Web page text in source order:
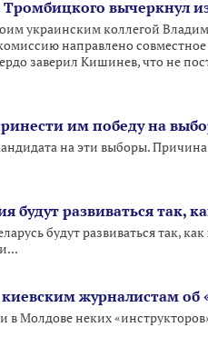
вычеркнул
украинским коллегой
направлено
заверил Кишинев, что не
им победу на
на эти выборы.
развиваться так,
будут развиваться так, как
журналистам об
Молдове неких